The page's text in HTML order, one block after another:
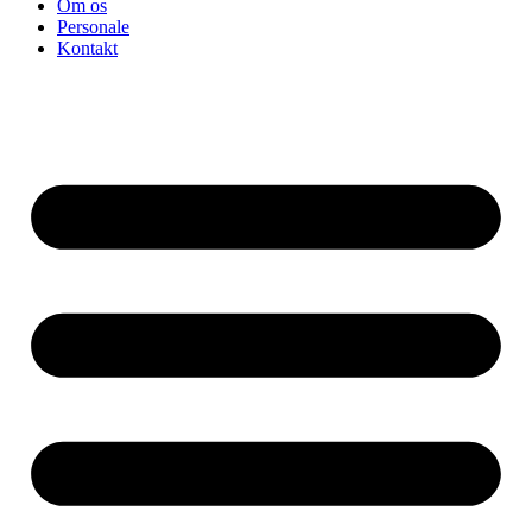
Om os
Personale
Kontakt